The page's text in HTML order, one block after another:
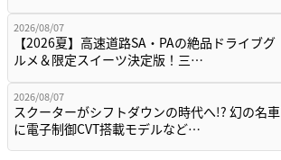
2026/08/07
【2026夏】高速道路SA・PAの絶品ドライブグ
ルメ＆限定スイーツ決定版！三…
2026/08/07
スクーターがシフトダウンの時代へ!? 幻の名車
に電子制御CVT搭載モデルなど…